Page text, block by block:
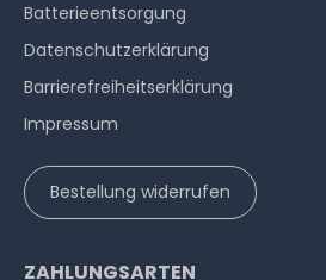
Batterieentsorgung
Datenschutzerklärung
Barrierefreiheitserklärung
Impressum
Bestellung widerrufen
ZAHLUNGSARTEN